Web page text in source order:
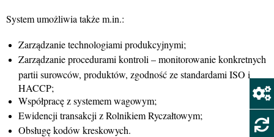
System umożliwia także m.in.:
Zarządzanie technologiami produkcyjnymi;
Zarządzanie procedurami kontroli – monitorowanie konkretnych
partii surowców, produktów, zgodność ze standardami ISO i
HACCP;
Współpracę z systemem wagowym;
Ewidencji transakcji z Rolnikiem Ryczałtowym;
Obsługę kodów kreskowych.